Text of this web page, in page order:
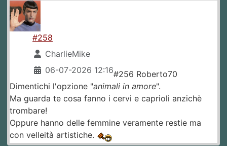
#258
CharlieMike
06-07-2026 12:16#256 Roberto70
Dimentichi l'opzione "animali in amore".
Ma guarda te cosa fanno i cervi e caprioli anzichè
trombare!
Oppure hanno delle femmine veramente restie ma
con velleità artistiche.